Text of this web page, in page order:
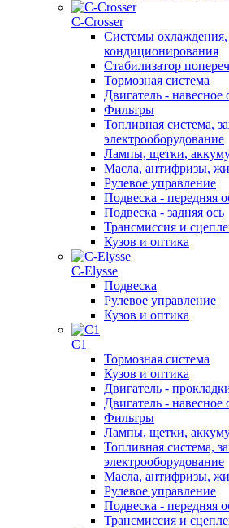
С-Сrosser
Системы охлаждения,
кондиционирования
Стабилизатор
Тормозная система
Двигатель - навесное
Фильтры
Топливная система,
электрооборудование
Лампы, щетки,
Масла, антифризы,
Рулевое управление
Подвеска - передняя
Подвеска - задняя ось
Трансмиссия и
Кузов и оптика
C-Elysse
Подвеска
Рулевое управление
Кузов и оптика
C1
Тормозная система
Кузов и оптика
Двигатель -
Двигатель - навесное
Фильтры
Лампы, щетки,
Топливная система,
электрооборудование
Масла, антифризы,
Рулевое управление
Подвеска - передняя
Трансмиссия и